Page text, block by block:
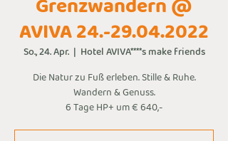
Grenzwandern @
AVIVA 24.-29.04.2022
So., 24. Apr.
  |
Hotel AVIVA****s make friends
Die Natur zu Fuß erleben. Stille & Ruhe.
Wandern & Genuss.
6 Tage HP+ um € 640,-